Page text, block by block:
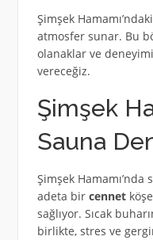
Şimşek
atmosfer sunar. Bu
olanaklar ve
vereceğiz.
Şimşek
Sauna
Şimşek
adeta bir cennet
sağlıyor. Sıcak
birlikte, stres ve